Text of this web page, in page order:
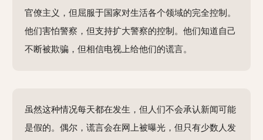
官僚主义，但屈服于国家对生活各个领域的完全控制。
他们害怕警察，但支持扩大警察的控制。他们知道自己
不断被欺骗，但相信电视上给他们的谎言。
虽然这种情况每天都在发生，但人们不会承认新闻可能
是假的。偶尔，谎言会在网上被曝光，但只有少数人发